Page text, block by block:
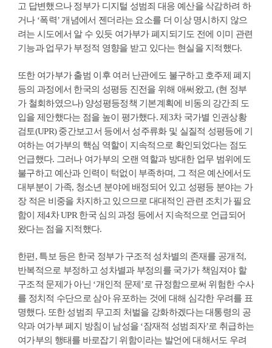
고 답변했으나 정부가 디지털 성범죄 대응 예산을 삭감하려 하
거나 ‘폭력’ 개념에서 젠더라는 요소를 더 이상 명시하지 않으
려는 시도에서 알 수 있듯 여가부가 폐지되기도 전에 이미 관련
기능과 업무가 부정적 영향을 받고 있다는 현실을 지적했다.
또한 여가부가 출범 이후 여러 난관에도 불구하고 호주제 폐지
등의 과정에서 한국의 성평등 진전을 위해 애써왔고, (현 정부
가 철회하였으나) 양성평등정책 기본계획에 비동의 강간죄 도
입을 제안했다는 점을 높이 평가했다. 제3차 국가별 인권상황
검토(UPR) 중간보고서 등에서 성주류화 및 실질적 성평등에 기
여하는 여가부의 핵심 역할이 지속적으로 확인되었다는 점도
언급했다. 그러나 여가부의 오랜 역할과 방대한 업무 범위에도
불구하고 예산과 인력이 턱없이 부족하며, 그 적은 예산에서도
대부분이 가족, 청소년 분야에 배정되어 있고 성평등 분야는 가
장 적은 비중을 차지하고 있으므로 대대적인 관련 조치가 필요
함이 제4차 UPR 한국 심의 과정 등에서 지속적으로 언급되어
왔다는 점을 지적했다.
한편, 특보 등은 한국 정부가 구조적 성차별의 존재를 공개적,
반복적으로 부정하고 성차별과 부정의를 국가가 책임져야 할
구조적 문제가 아닌 ‘개인적 문제’로 규정함으로써 위험한 수사
를 정치적 수단으로 삼아 유포하는 것에 대해 심각한 우려를 표
명했다. 또한 성범죄 무고죄 처벌을 강화하겠다는 대통령의 공
약과 여가부 폐지 방침이 남성을 ‘잠재적 성범죄자’로 취급하는
여가부의 행태를 바로잡기 위함이라는 발언에 대해서도 우려